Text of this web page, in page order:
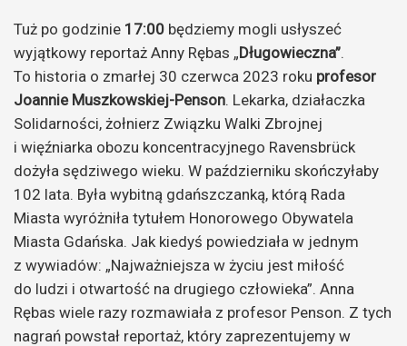
Tuż po godzinie 17:00 będziemy mogli usłyszeć
wyjątkowy reportaż Anny Rębas „Długowieczna”.
To historia o zmarłej 30 czerwca 2023 roku profesor
Joannie Muszkowskiej-Penson. Lekarka, działaczka
Solidarności, żołnierz Związku Walki Zbrojnej
i więźniarka obozu koncentracyjnego Ravensbrück
dożyła sędziwego wieku. W październiku skończyłaby
102 lata. Była wybitną gdańszczanką, którą Rada
Miasta wyróżniła tytułem Honorowego Obywatela
Miasta Gdańska. Jak kiedyś powiedziała w jednym
z wywiadów: „Najważniejsza w życiu jest miłość
do ludzi i otwartość na drugiego człowieka”. Anna
Rębas wiele razy rozmawiała z profesor Penson. Z tych
nagrań powstał reportaż, który zaprezentujemy w